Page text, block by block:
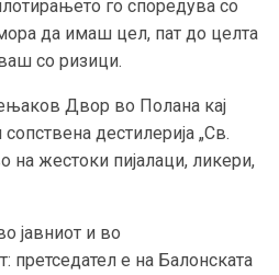
го споредува со
да имаш цел, пат до целта
со ризици.
Двор во Полана кај
дестилерија „Св.
на жестоки пијалаци, ликери,
јавниот и во
претседател е на Балонската